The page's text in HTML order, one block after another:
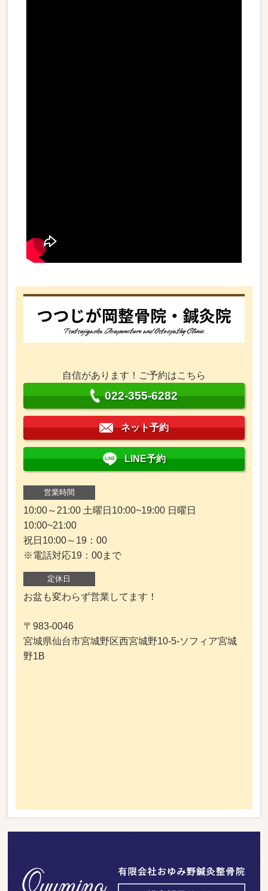
自信があります！ご予約はこちら
022-355-6282
ネット予約
LINE予約
営業時間
10:00～21:00 土曜日10:00~19:00 日曜日
10:00~21:00
祝日10:00～19：00
※電話対応19：00まで
定休日
お盆も変わらず営業してます！
〒983-0046
宮城県仙台市宮城野区西宮城野10-5-ソフィア宮城
野1B